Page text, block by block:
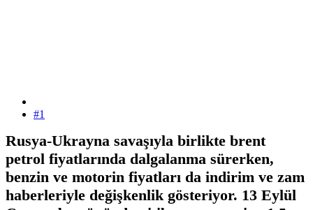
#1
Rusya-Ukrayna savaşıyla birlikte brent
petrol fiyatlarında dalgalanma sürerken,
benzin ve motorin fiyatları da indirim ve zam
haberleriyle değişkenlik gösteriyor. 13 Eylül